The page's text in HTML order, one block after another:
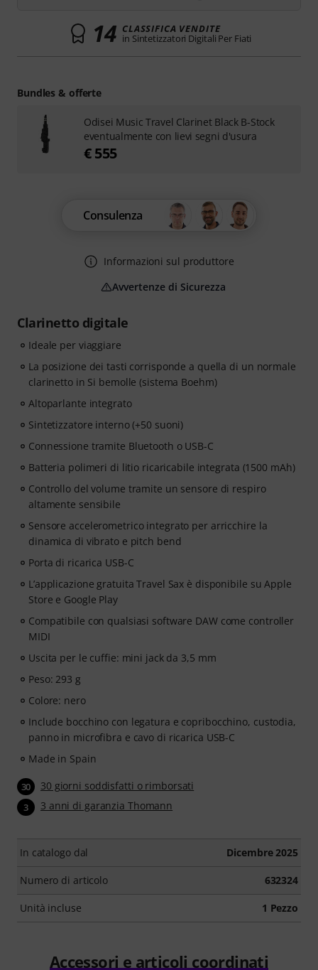
Clarinetto digitale
Ideale per viaggiare
La posizione dei tasti corrisponde a quella di un normale
clarinetto in Si bemolle (sistema Boehm)
Altoparlante integrato
Sintetizzatore interno (+50 suoni)
Connessione tramite Bluetooth o USB-C
Batteria polimeri di litio ricaricabile integrata (1500 mAh)
Controllo del volume tramite un sensore di respiro
altamente sensibile
Sensore accelerometrico integrato per arricchire la
dinamica di vibrato e pitch bend
Porta di ricarica USB-C
L’applicazione gratuita Travel Sax è disponibile su Apple
Store e Google Play
Compatibile con qualsiasi software DAW come controller
MIDI
Uscita per le cuffie: mini jack da 3,5 mm
Peso: 293 g
Colore: nero
Include bocchino con legatura e copribocchino, custodia,
panno in microfibra e cavo di ricarica USB-C
Made in Spain
30 30 giorni soddisfatti o rimborsati
3 3 anni di garanzia Thomann
In catalogo dal Dicembre 2025
Numero di articolo 632324
Unità incluse 1 Pezzo
14 CLASSIFICA VENDITE
in Sintetizzatori Digitali Per Fiati
Consulenza
Informazioni sul produttore
Avvertenze di Sicurezza
Bundles & offerte
Odisei Music Travel Clarinet Black B-Stock
eventualmente con lievi segni d'usura
€ 555
Accessori e articoli coordinati